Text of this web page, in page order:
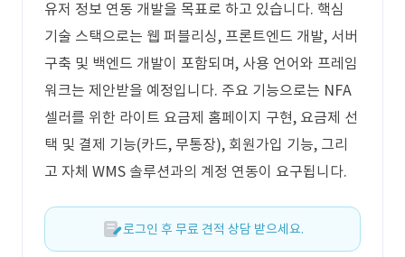
유저 정보 연동 개발을 목표로 하고 있습니다. 핵심
기술 스택으로는 웹 퍼블리싱, 프론트엔드 개발, 서버
구축 및 백엔드 개발이 포함되며, 사용 언어와 프레임
워크는 제안받을 예정입니다. 주요 기능으로는 NFA
셀러를 위한 라이트 요금제 홈페이지 구현, 요금제 선
택 및 결제 기능(카드, 무통장), 회원가입 기능, 그리
고 자체 WMS 솔루션과의 계정 연동이 요구됩니다.
로그인 후 무료 견적 상담 받으세요.